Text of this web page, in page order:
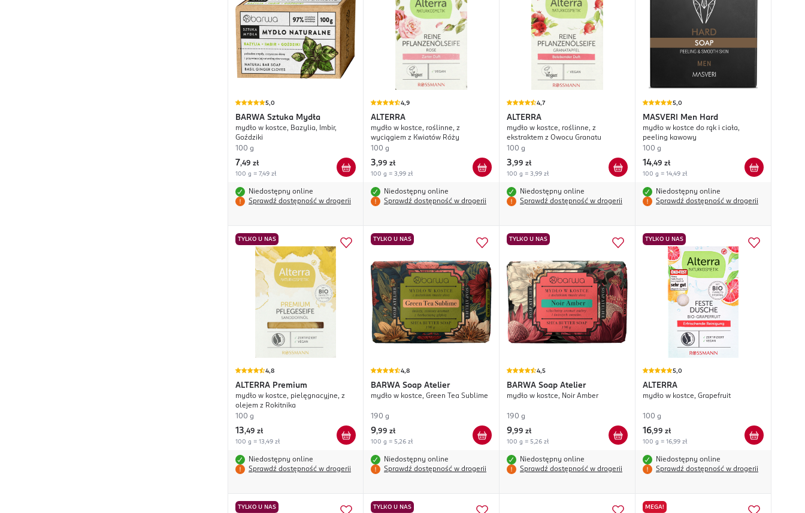
5,0
BARWA Sztuka Mydła
mydło w kostce, Bazylia, Imbir,
Goździki
100 g
7,49 zł
100 g = 7,49 zł
Niedostępny online
Sprawdź dostępność w drogerii
4,9
ALTERRA
mydło w kostce, roślinne, z
wyciągiem z Kwiatów Róży
100 g
3,99 zł
100 g = 3,99 zł
Niedostępny online
Sprawdź dostępność w drogerii
4,7
ALTERRA
mydło w kostce, roślinne, z
ekstraktem z Owocu Granatu
100 g
3,99 zł
100 g = 3,99 zł
Niedostępny online
Sprawdź dostępność w drogerii
5,0
MASVERI Men Hard
mydło w kostce do rąk i ciała,
peeling kawowy
100 g
14,49 zł
100 g = 14,49 zł
Niedostępny online
Sprawdź dostępność w drogerii
TYLKO U NAS
4,8
ALTERRA Premium
mydło w kostce, pielęgnacyjne, z
olejem z Rokitnika
100 g
13,49 zł
100 g = 13,49 zł
Niedostępny online
Sprawdź dostępność w drogerii
TYLKO U NAS
4,8
BARWA Soap Atelier
mydło w kostce, Green Tea Sublime
190 g
9,99 zł
100 g = 5,26 zł
Niedostępny online
Sprawdź dostępność w drogerii
TYLKO U NAS
4,5
BARWA Soap Atelier
mydło w kostce, Noir Amber
190 g
9,99 zł
100 g = 5,26 zł
Niedostępny online
Sprawdź dostępność w drogerii
TYLKO U NAS
5,0
ALTERRA
mydło w kostce, Grapefruit
100 g
16,99 zł
100 g = 16,99 zł
Niedostępny online
Sprawdź dostępność w drogerii
TYLKO U NAS TYLKO U NAS MEGA!